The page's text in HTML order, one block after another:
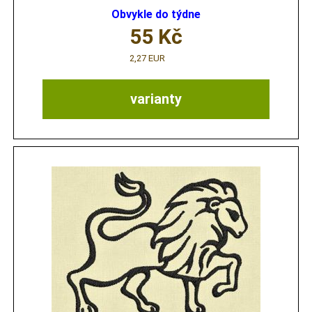
Obvykle do týdne
varianty
55 Kč
2,27 EUR